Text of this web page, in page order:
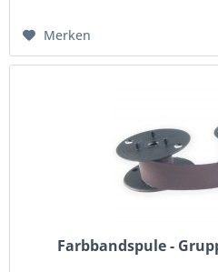
Merken
Farbbandspule -